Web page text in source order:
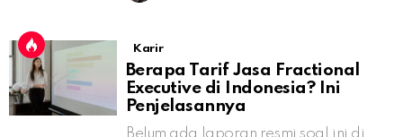
Karir
Berapa Tarif Jasa Fractional
Executive di Indonesia? Ini
Penjelasannya